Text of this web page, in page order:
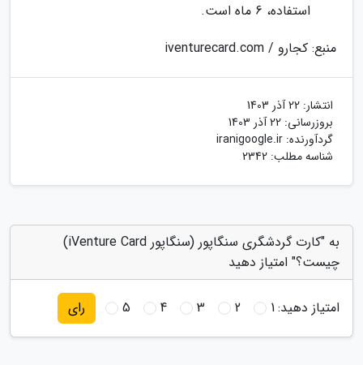
استفاده، 6 ماه است.
منبع: کجارو / iventurecard.com
انتشار: 22 آذر 1403
بروزرسانی: 22 آذر 1403
گردآورنده: iranigoogle.ir
شناسه مطلب: 2342
به "کارت گردشگری سنگاپور (سنگاپور iVenture Card)
چیست؟" امتیاز دهید
امتیاز دهید:1
2
3
4
5 رای